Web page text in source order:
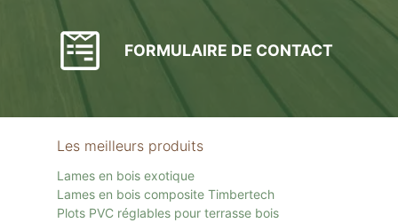
FORMULAIRE DE CONTACT
Les meilleurs produits
Lames en bois exotique
Lames en bois composite Timbertech
Plots PVC réglables pour terrasse bois